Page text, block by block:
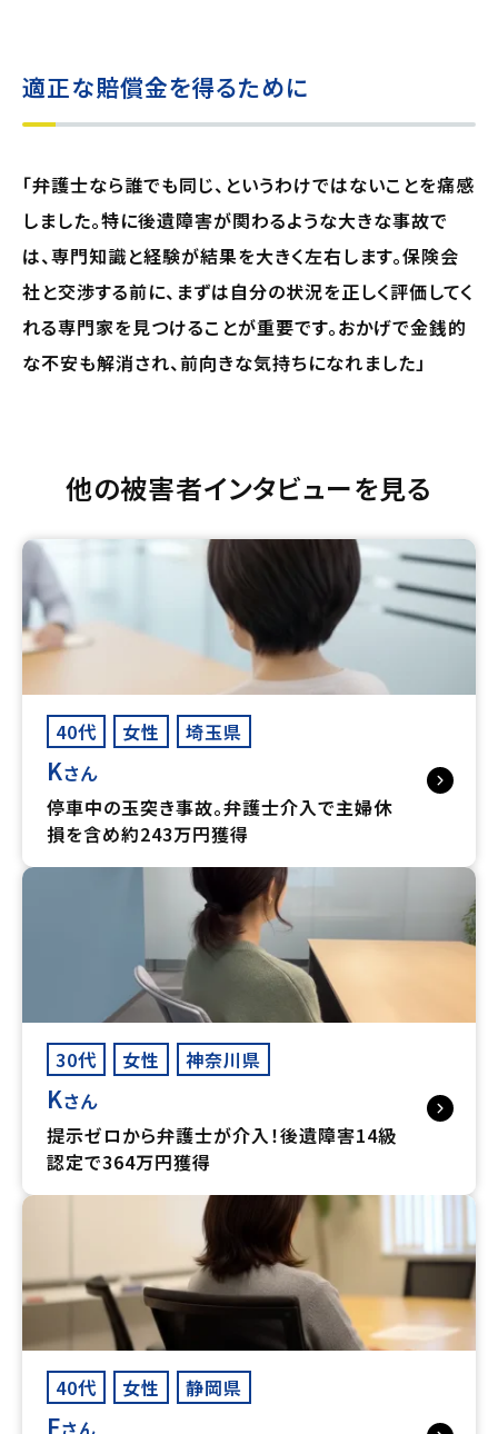
適正な賠償金を得るために
「弁護士なら誰でも同じ、というわけではないことを痛感
しました。特に後遺障害が関わるような大きな事故で
は、専門知識と経験が結果を大きく左右します。保険会
社と交渉する前に、まずは自分の状況を正しく評価してく
れる専門家を見つけることが重要です。おかげで金銭的
な不安も解消され、前向きな気持ちになれました」
他の被害者インタビューを見る
40代 女性 埼玉県
Kさん
停車中の玉突き事故。弁護士介入で主婦休
損を含め約243万円獲得
30代 女性 神奈川県
Kさん
提示ゼロから弁護士が介入！後遺障害14級
認定で364万円獲得
40代 女性 静岡県
Fさん